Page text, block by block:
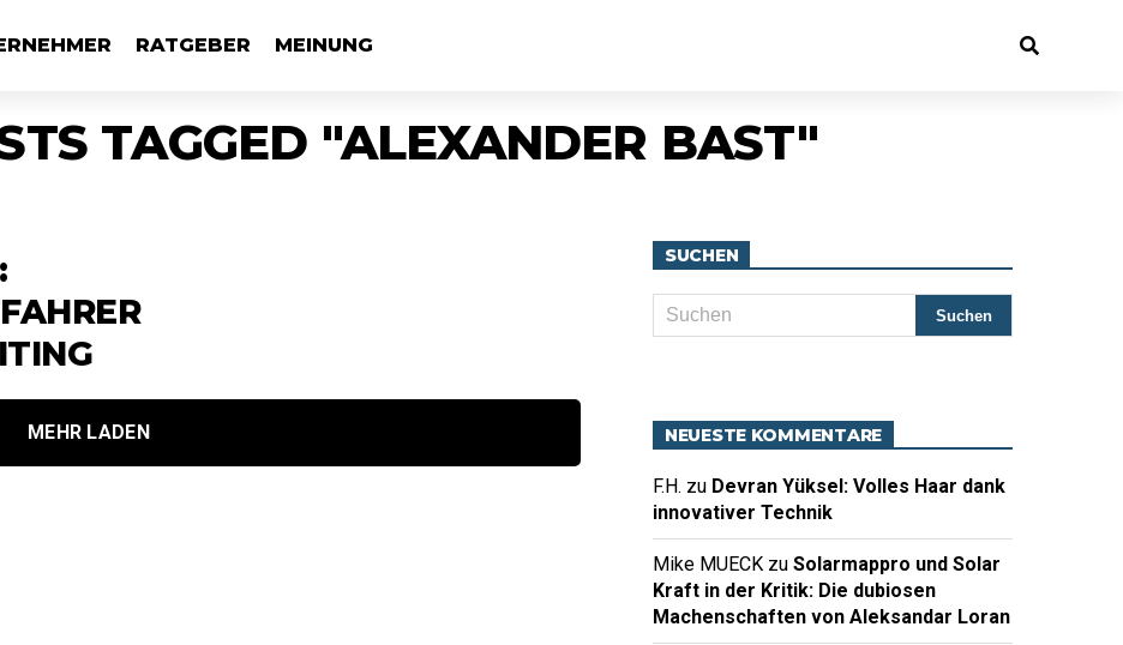
RATGEBER MEINUNG
TAGGED "ALEXANDER BAST"
MEHR LADEN
SUCHEN
NEUESTE KOMMENTARE
F.H. zu Devran Yüksel: Volles Haar dank
innovativer Technik
Mike MUECK zu Solarmappro und Solar
Kraft in der Kritik: Die dubiosen
Machenschaften von Aleksandar Loran